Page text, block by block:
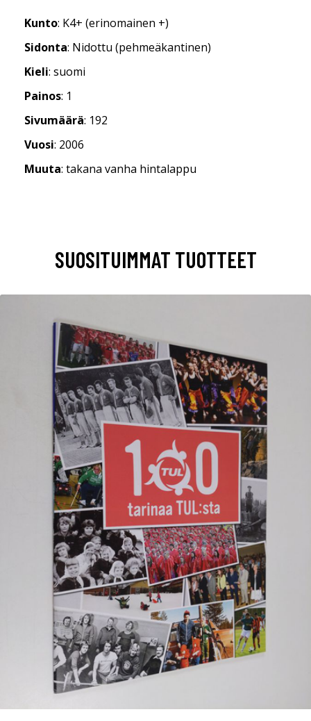
Kunto: K4+ (erinomainen +)
Sidonta: Nidottu (pehmeäkantinen)
Kieli: suomi
Painos: 1
Sivumäärä: 192
Vuosi: 2006
Muuta: takana vanha hintalappu
SUOSITUIMMAT TUOTTEET